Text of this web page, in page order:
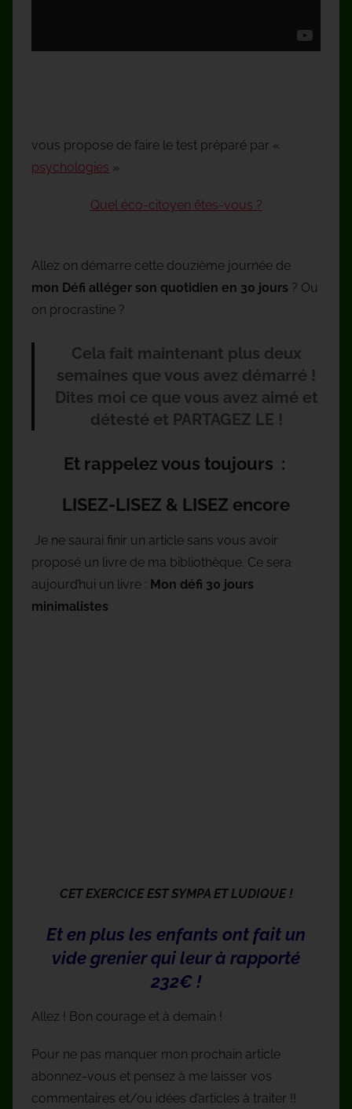
vous propose de faire le test préparé par «
psychologies »
Quel éco-citoyen êtes-vous ?
Allez on démarre cette douzième journée de
mon Défi alléger son quotidien en 30 jours ? Ou
on procrastine ?
Cela fait maintenant plus deux
semaines que vous avez démarré !
Dites moi ce que vous avez aimé et
détesté et PARTAGEZ LE !
Et rappelez vous toujours :
LISEZ-LISEZ & LISEZ encore
Je ne saurai finir un article sans vous avoir
proposé un livre de ma bibliothèque. Ce sera
aujourd’hui un livre : Mon défi 30 jours
minimalistes
CET EXERCICE EST SYMPA ET LUDIQUE !
Et en plus les enfants ont fait un
vide grenier qui leur à rapporté
232€ !
Allez ! Bon courage et à demain !
Pour ne pas manquer mon prochain article
abonnez-vous et pensez à me laisser vos
commentaires et/ou idées d’articles à traiter !!